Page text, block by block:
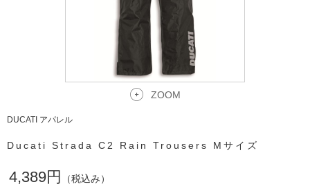
ZOOM
DUCATI アパレル
Ducati Strada C2 Rain Trousers Mサイズ
4,389円
（税込み）